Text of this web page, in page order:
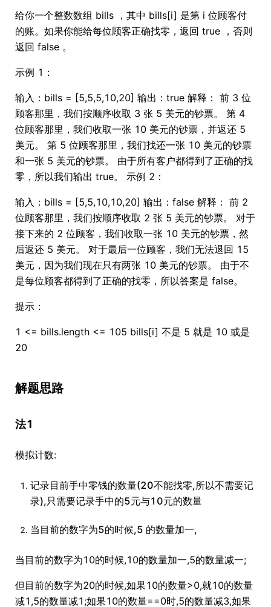
给你一个整数数组 bills ，其中 bills[i] 是第 i 位顾客付
的账。如果你能给每位顾客正确找零，返回 true ，否则
返回 false 。
示例 1：
输入：bills = [5,5,5,10,20] 输出：true 解释： 前 3 位
顾客那里，我们按顺序收取 3 张 5 美元的钞票。 第 4
位顾客那里，我们收取一张 10 美元的钞票，并返还 5
美元。 第 5 位顾客那里，我们找还一张 10 美元的钞票
和一张 5 美元的钞票。 由于所有客户都得到了正确的找
零，所以我们输出 true。 示例 2：
输入：bills = [5,5,10,10,20] 输出：false 解释： 前 2
位顾客那里，我们按顺序收取 2 张 5 美元的钞票。 对于
接下来的 2 位顾客，我们收取一张 10 美元的钞票，然
后返还 5 美元。 对于最后一位顾客，我们无法退回 15
美元，因为我们现在只有两张 10 美元的钞票。 由于不
是每位顾客都得到了正确的找零，所以答案是 false。
提示：
1 <= bills.length <= 105 bills[i] 不是 5 就是 10 或是
20
解题思路
法1
模拟计数:
记录目前手中零钱的数量(20不能找零,所以不需要记
录),只需要记录手中的5元与10元的数量
当目前的数字为5的时候,5 的数量加一,
当目前的数字为10的时候,10的数量加一,5的数量减一;
但目前的数字为20的时候,如果10的数量>0,就10的数量
减1,5的数量减1;如果10的数量==0时,5的数量减3,如果